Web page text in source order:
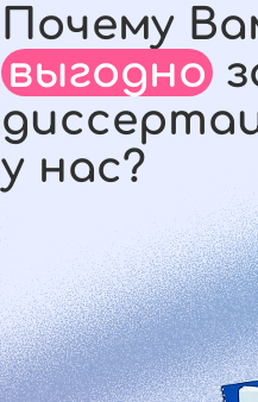
Почему
выгодно
у нас?